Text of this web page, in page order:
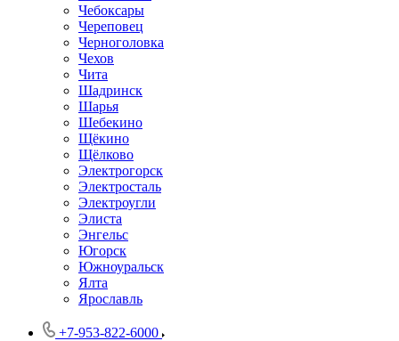
Чебоксары
Череповец
Черноголовка
Чехов
Чита
Шадринск
Шарья
Шебекино
Щёкино
Щёлково
Электрогорск
Электросталь
Электроугли
Элиста
Энгельс
Югорск
Южноуральск
Ялта
Ярославль
+7-953-822-6000